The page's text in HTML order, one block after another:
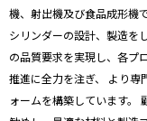
機、射出機及び食品成形機
シリンダーの設計、製造を
の品質要求を実現し、各プ
推進に全力を注ぎ、 より専
ォームを構築しています。